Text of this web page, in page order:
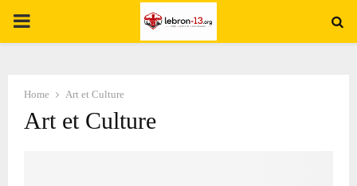
PRIMARY
Home Art et Culture
Art et Culture